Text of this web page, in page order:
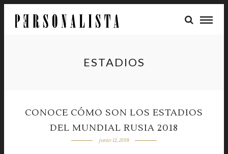
ESTADIOS
CONOCE CÓMO SON LOS ESTADIOS
DEL MUNDIAL RUSIA 2018
junio 12, 2018